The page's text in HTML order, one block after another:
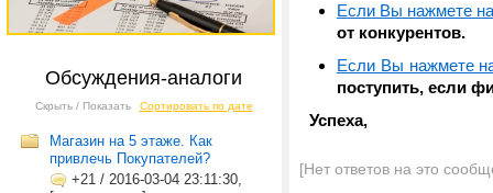
Обсуждения-аналоги
Скрыть / Показать Сортировать по дате
Магазин на 5 этаже. Как
привлечь Покупателей?
+21 / 2016-03-04 23:11:30,
Если Вы нажмете
от конкурентов.
Если Вы нажмете
поступить, если
Успеха,
[Нет ответов на это